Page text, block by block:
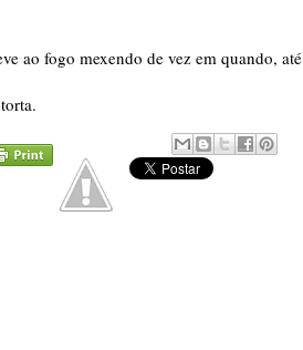
ao fogo mexendo de vez em quando, até